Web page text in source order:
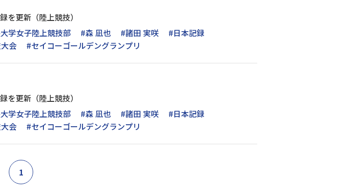
を更新（陸上競技）
学女子陸上競技部 #森 凪也 #諸田 実咲
#日本記録
会 #セイコーゴールデングランプリ
を更新（陸上競技）
学女子陸上競技部 #森 凪也 #諸田 実咲
#日本記録
会 #セイコーゴールデングランプリ
1